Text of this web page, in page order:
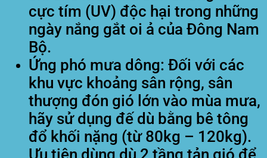
cực tím (UV) độc hại trong những
ngày nắng gắt oi ả của Đông Nam
Bộ.
Ứng phó mưa dông: Đối với các
khu vực khoảng sân rộng, sân
thượng đón gió lớn vào mùa mưa,
hãy sử dụng đế dù bằng bê tông
đổ khối nặng (từ 80kg – 120kg).